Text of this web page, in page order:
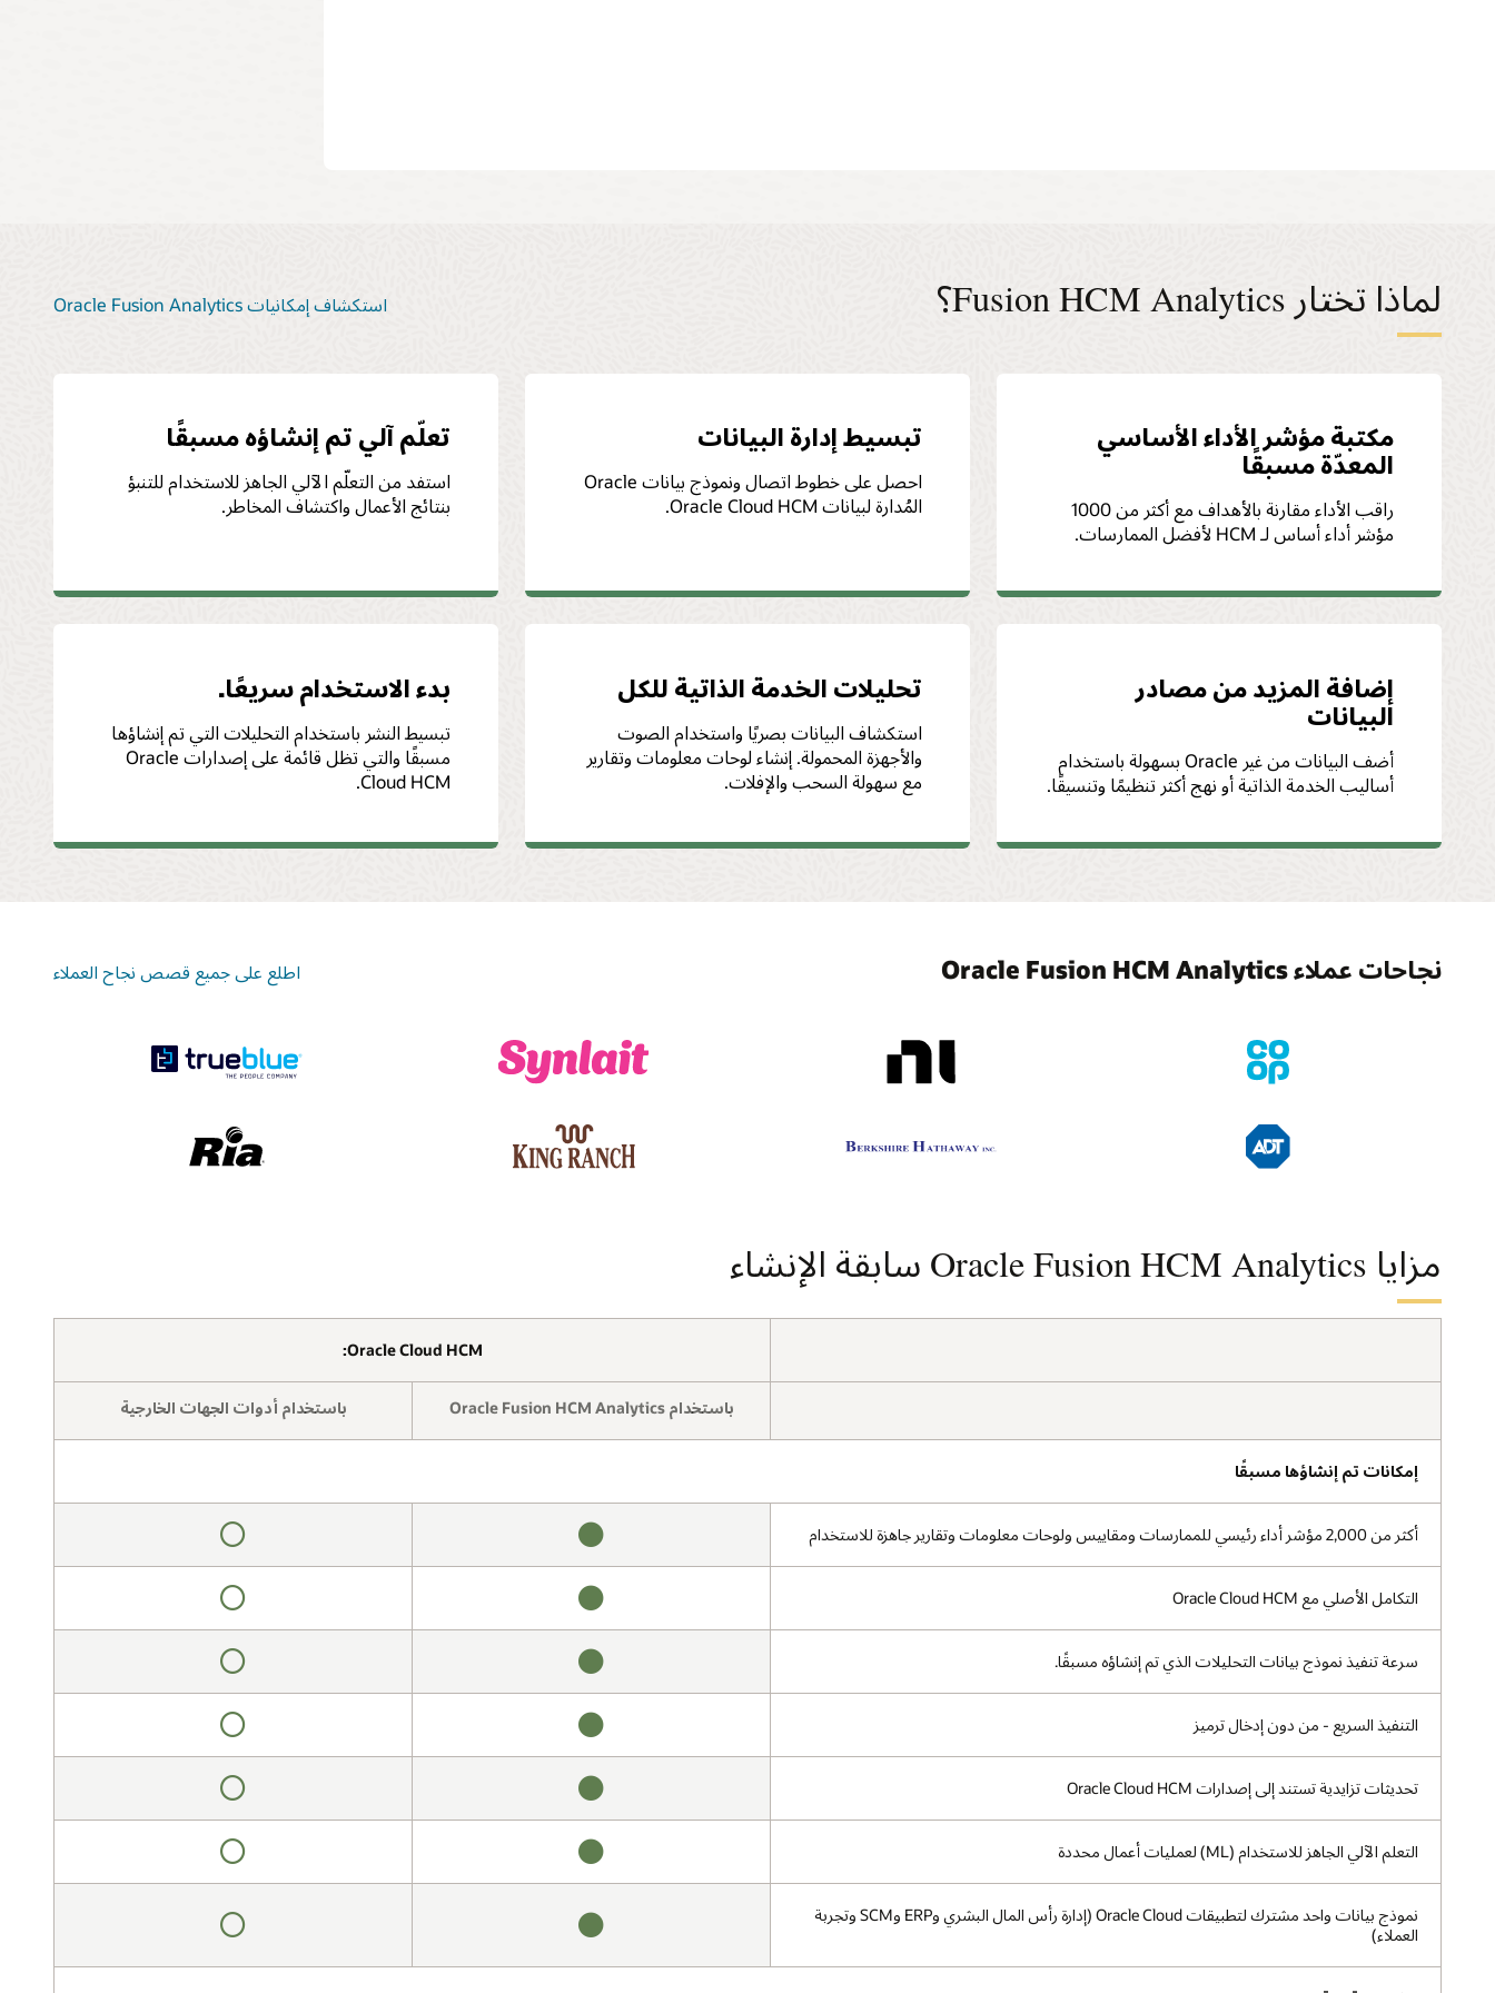
لماذا تختار Fusion HCM Analytics؟ استكشاف إمكانيات Oracle Fusion Analytics
مكتبة مؤشر الأداء الأساسي
المعدّة مسبقًا
راقب الأداء مقارنة بالأهداف مع أكثر من 1000
مؤشر أداء أساس لـ HCM لأفضل الممارسات.
تبسيط إدارة البيانات
احصل على خطوط اتصال ونموذج بيانات Oracle
المُدارة لبيانات Oracle Cloud HCM.
تعلّم آلي تم إنشاؤه مسبقًا
استفد من التعلّم الآلي الجاهز للاستخدام للتنبؤ
بنتائج الأعمال واكتشاف المخاطر.
إضافة المزيد من مصادر
البيانات
أضف البيانات من غير Oracle بسهولة باستخدام
أساليب الخدمة الذاتية أو نهج أكثر تنظيمًا وتنسيقًا.
تحليلات الخدمة الذاتية للكل
استكشاف البيانات بصريًا واستخدام الصوت
والأجهزة المحمولة. إنشاء لوحات معلومات وتقارير
مع سهولة السحب والإفلات.
بدء الاستخدام سريعًا.
تبسيط النشر باستخدام التحليلات التي تم إنشاؤها
مسبقًا والتي تظل قائمة على إصدارات Oracle
Cloud HCM.
نجاحات عملاء Oracle Fusion HCM Analytics اطلع على جميع قصص نجاح العملاء
مزايا Oracle Fusion HCM Analytics سابقة الإنشاء
Oracle Cloud HCM:
باستخدام Oracle Fusion HCM Analytics باستخدام أدوات الجهات الخارجية
إمكانات تم إنشاؤها مسبقًا
أكثر من 2,000 مؤشر أداء رئيسي للممارسات و؜مقاييس ولوحات معلومات وتقارير جاهزة للاستخدام
متوفر
غير
متوفر
التكامل الأصلي مع Oracle Cloud HCM
متوفر
غير
متوفر
سرعة تنفيذ نموذج بيانات التحليلات الذي تم إنشاؤه مسبقًا.
متوفر
غير
متوفر
التنفيذ السريع - من دون إدخال ترميز
متوفر
غير
متوفر
تحديثات تزايدية تستند إلى إصدارات Oracle Cloud HCM
متوفر
غير
متوفر
التعلم الآلي الجاهز للاستخدام (ML) لعمليات أعمال محددة
متوفر
غير
نموذج بيانات واحد مشترك لتطبيقات Oracle Cloud (إدارة رأس المال البشري وERP وSCM وتجربة
العملاء)
متوفر